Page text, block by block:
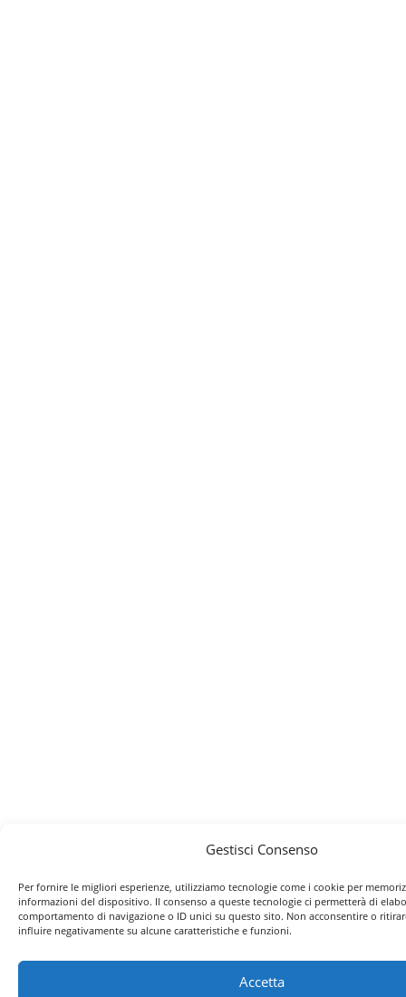
Gestisci Consenso
Per fornire le migliori esperienze, utilizziamo tecnologie come i cookie per
informazioni del dispositivo. Il consenso a queste tecnologie ci permetterà di
comportamento di navigazione o ID unici su questo sito. Non acconsentire o
influire negativamente su alcune caratteristiche e funzioni.
Accetta